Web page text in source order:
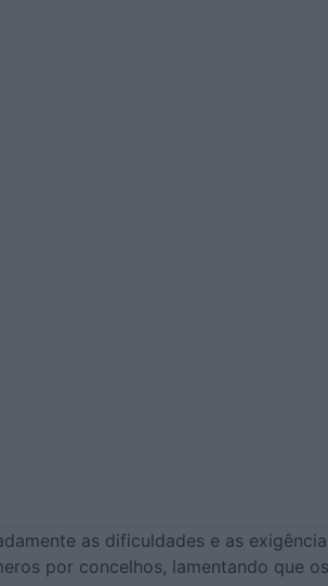
as dificuldades e as
por concelhos, lamentando que